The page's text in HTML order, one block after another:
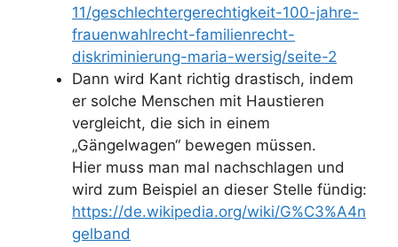
11/geschlechtergerechtigkeit-100-jahre-
frauenwahlrecht-familienrecht-
diskriminierung-maria-wersig/seite-2
Dann wird Kant richtig drastisch, indem
er solche Menschen mit Haustieren
vergleicht, die sich in einem
„Gängelwagen“ bewegen müssen.
Hier muss man mal nachschlagen und
wird zum Beispiel an dieser Stelle fündig:
https://de.wikipedia.org/wiki/G%C3%A4n
gelband